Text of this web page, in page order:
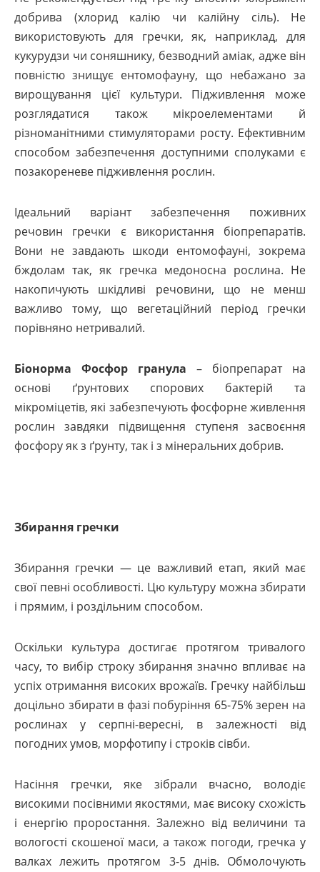
добрива (хлорид калію чи калійну сіль). Не
використовують для гречки, як, наприклад, для
кукурудзи чи соняшнику, безводний аміак, адже він
повністю знищує ентомофауну, що небажано за
вирощування цієї культури. Підживлення може
розглядатися також мікроелементами й
різноманітними стимуляторами росту. Ефективним
способом забезпечення доступними сполуками є
позакореневе підживлення рослин.
Ідеальний варіант забезпечення поживних
речовин гречки є використання біопрепаратів.
Вони не завдають шкоди ентомофауні, зокрема
бждолам так, як гречка медоносна рослина. Не
накопичують шкідливі речовини, що не менш
важливо тому, що вегетаційний період гречки
порівняно нетривалий.
Біонорма Фосфор гранула – біопрепарат на
основі ґрунтових спорових бактерій та
мікроміцетів, які забезпечують фосфорне живлення
рослин завдяки підвищення ступеня засвоєння
фосфору як з ґрунту, так і з мінеральних добрив.
Збирання гречки
Збирання гречки — це важливий етап, який має
свої певні особливості. Цю культуру можна збирати
і прямим, і роздільним способом.
Оскільки культура достигає протягом тривалого
часу, то вибір строку збирання значно впливає на
успіх отримання високих врожаїв. Гречку найбільш
доцільно збирати в фазі побуріння 65-75% зерен на
рослинах у серпні-вересні, в залежності від
погодних умов, морфотипу і строків сівби.
Насіння гречки, яке зібрали вчасно, володіє
високими посівними якостями, має високу схожість
і енергію проростання. Залежно від величини та
вологості скошеної маси, а також погоди, гречка у
валках лежить протягом 3-5 днів. Обмолочують